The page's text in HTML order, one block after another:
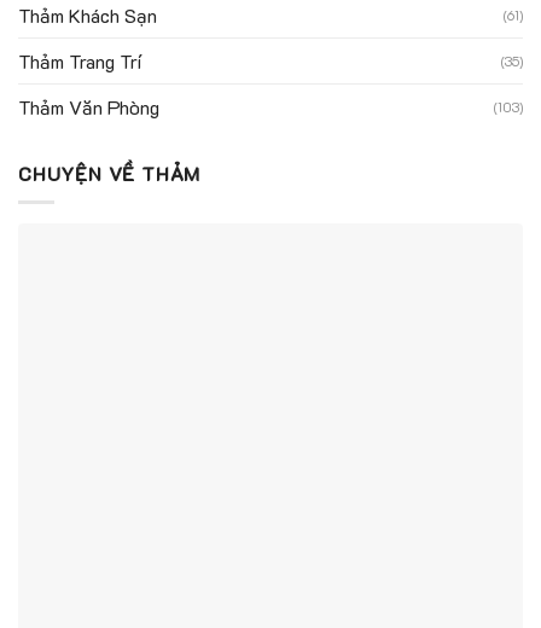
Thảm Khách Sạn (61)
Thảm Trang Trí (35)
Thảm Văn Phòng (103)
CHUYỆN VỀ THẢM